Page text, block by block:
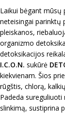
Laikui bėgant mūsų
neteisingai parinktų
pleiskanos,
organizmo
detoksikacijos
I.C.O.N. sukūrė
kiekvienam. Šios
rūgštis, chlorą,
Padeda
slinkimą, sustiprina